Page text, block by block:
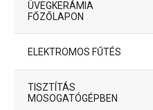
ÜVEGKERÁMIA
FŐZŐLAPON
ELEKTROMOS FŰTÉS
TISZTÍTÁS
MOSOGATÓGÉPBEN